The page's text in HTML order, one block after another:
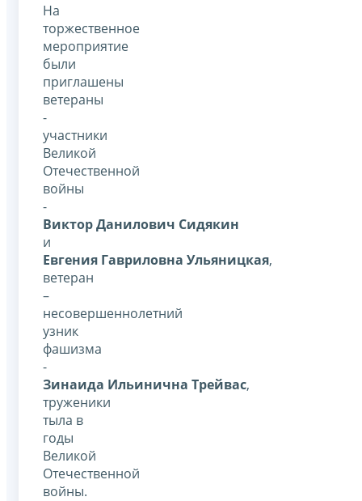
На
торжественное
мероприятие
были
приглашены
ветераны
-
участники
Великой
Отечественной
войны
-
Виктор Данилович Сидякин
и
Евгения Гавриловна Ульяницкая,
ветеран
–
несовершеннолетний
узник
фашизма
-
Зинаида Ильинична Трейвас,
труженики
тыла в
годы
Великой
Отечественной
войны.